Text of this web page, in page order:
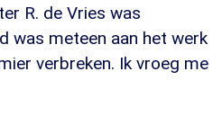
R. de Vries was
was meteen aan het werk
verbreken. Ik vroeg me